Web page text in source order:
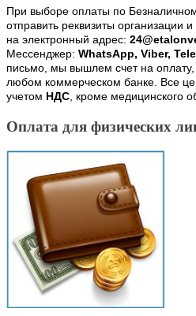
При выборе оплаты по
отправить реквизиты организации
на электронный адрес:
Мессенджер: WhatsApp, Viber,
письмо, мы вышлем счет на
любом коммерческом банке. Все
учетом НДС, кроме медицинского
Оплата для физических